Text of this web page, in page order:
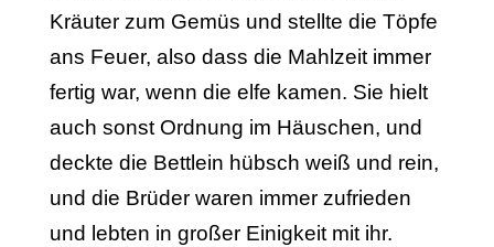
Kräuter zum Gemüs und stellte die Töpfe
ans Feuer, also dass die Mahlzeit immer
fertig war, wenn die elfe kamen. Sie hielt
auch sonst Ordnung im Häuschen, und
deckte die Bettlein hübsch weiß und rein,
und die Brüder waren immer zufrieden
und lebten in großer Einigkeit mit ihr.